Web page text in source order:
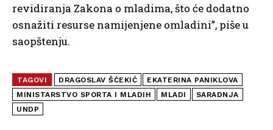
revidiranja Zakona o mladima, što će dodatno
osnažiti resurse namijenjene omladini”, piše u
saopštenju.
TAGOVI DRAGOSLAV ŠĆEKIĆ
EKATERINA PANIKLOVA
MINISTARSTVO SPORTA I MLADIH
MLADI
SARADNJA
UNDP